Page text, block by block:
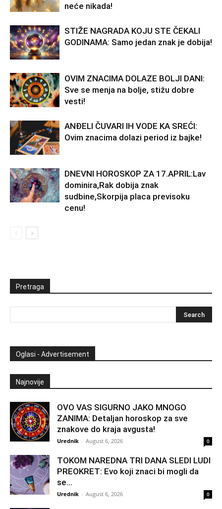
neće nikada!
STIŽE NAGRADA KOJU STE ČEKALI
GODINAMA: Samo jedan znak je dobija!
OVIM ZNACIMA DOLAZE BOLJI DANI:
Sve se menja na bolje, stižu dobre
vesti!
ANĐELI ČUVARI IH VODE KA SREĆI:
Ovim znacima dolazi period iz bajke!
DNEVNI HOROSKOP ZA 17.APRIL:Lav
dominira,Rak dobija znak
sudbine,Skorpija placa previsoku
cenu!
Pretraga
Oglasi - Advertisement
Najnovije
OVO VAS SIGURNO JAKO MNOGO
ZANIMA: Detaljan horoskop za sve
znakove do kraja avgusta!
Urednik - August 6, 2026 0
TOKOM NAREDNA TRI DANA SLEDI LUDI
PREOKRET: Evo koji znaci bi mogli da
se...
Urednik - August 6, 2026 0